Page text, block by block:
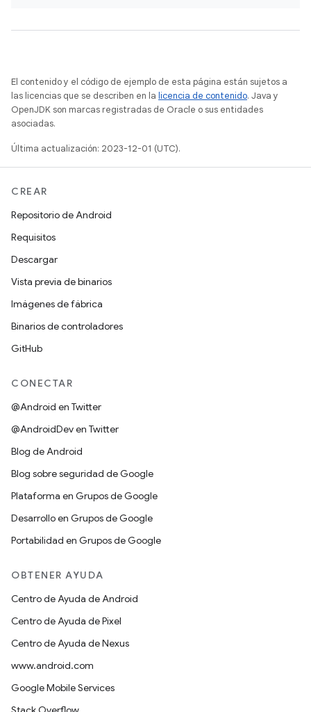
El contenido y el código de ejemplo de esta página están sujetos a
las licencias que se describen en la licencia de contenido. Java y
OpenJDK son marcas registradas de Oracle o sus entidades
asociadas.
Última actualización: 2023-12-01 (UTC).
CREAR
Repositorio de Android
Requisitos
Descargar
Vista previa de binarios
Imágenes de fábrica
Binarios de controladores
GitHub
CONECTAR
@Android en Twitter
@AndroidDev en Twitter
Blog de Android
Blog sobre seguridad de Google
Plataforma en Grupos de Google
Desarrollo en Grupos de Google
Portabilidad en Grupos de Google
OBTENER AYUDA
Centro de Ayuda de Android
Centro de Ayuda de Pixel
Centro de Ayuda de Nexus
www.android.com
Google Mobile Services